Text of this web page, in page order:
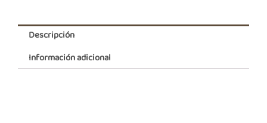
Descripción
Información adicional